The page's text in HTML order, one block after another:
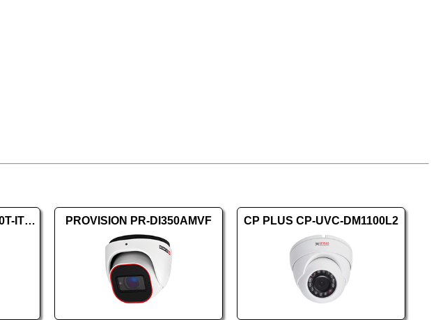
HIKVISION DS-2CE56D0T-IT3F (2.8mm) PROVISION PR-DI350AMVF CP PLUS CP-UVC-DM1100L2